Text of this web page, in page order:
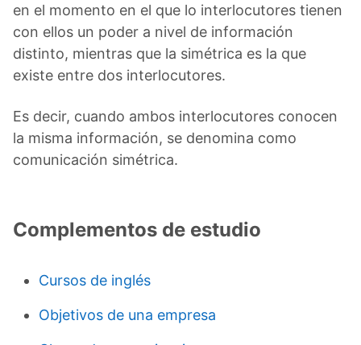
en el momento en el que lo interlocutores tienen
con ellos un poder a nivel de información
distinto, mientras que la simétrica es la que
existe entre dos interlocutores.
Es decir, cuando ambos interlocutores conocen
la misma información, se denomina como
comunicación simétrica.
Complementos de estudio
Cursos de inglés
Objetivos de una empresa